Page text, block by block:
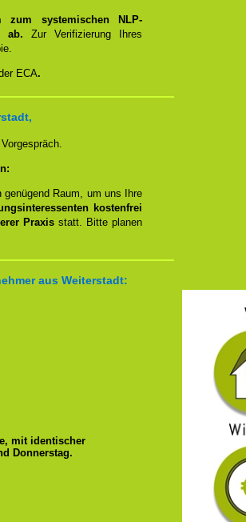
zum systemischen NLP-
ab. Zur Verifizierung Ihres
ECA.
Raum, um uns Ihre
kostenfrei
Praxis statt. Bitte planen
aus Weiterstadt:
mit identischer
Donnerstag.